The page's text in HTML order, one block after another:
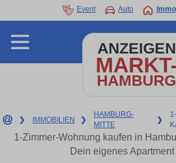
Event Auto Immo
ANZEIGEN
HAMBURG
❯ IMMOBILIEN ❯
HAMBURG-
MITTE
❯
1-Zimmer-Wohnung kaufen in
Dein eigenes